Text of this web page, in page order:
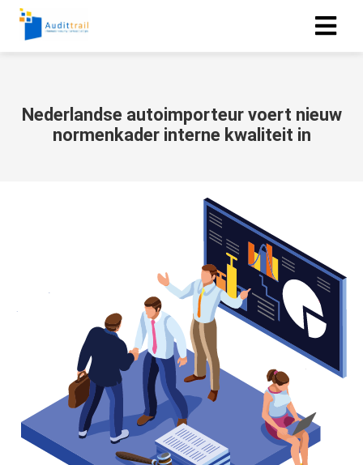
Nederlandse autoimporteur voert nieuw
normenkader interne kwaliteit in